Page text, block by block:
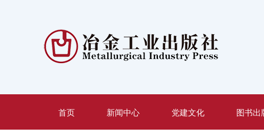
首页 新闻中心 党建文化 图书出